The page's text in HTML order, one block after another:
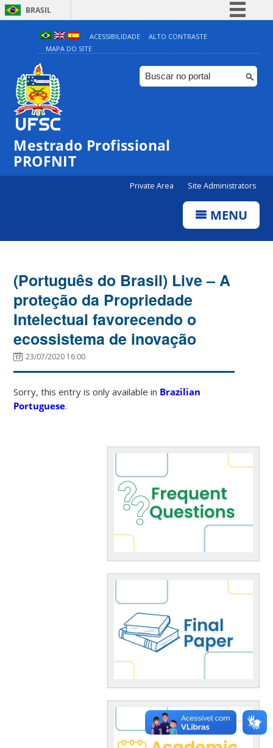
BRASIL
Simplifique!
Comunica BR
Participe
ACESSIBILIDADE
ALTO CONTRASTE
MAPA DO SITE
Mestrado Profissional
PROFNIT
Private Area Site Administrators
MENU
(Português do Brasil) Live – A
proteção da Propriedade
Intelectual favorecendo o
ecossistema de inovação
23/07/2020 16:00
Sorry, this entry is only available in Brazilian
Portuguese.